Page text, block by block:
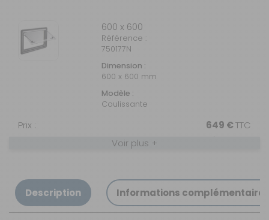
600 x 600
Référence :
750177N
Dimension :
600 x 600 mm
Modèle :
Coulissante
Prix : 649 €TTC
Sur commande : Disponible sous 4 à 6
Contactez-nous au
04 68 41 42 42
Voir plus +
Description Informations complémentaires